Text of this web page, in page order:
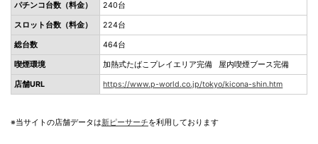
パチンコ台数（料金） 240台
スロット台数（料金） 224台
総台数 464台
喫煙環境 加熱式たばこプレイエリア完備 屋内喫煙ブース完備
店舗URL https://www.p-world.co.jp/tokyo/kicona-shin.htm
※当サイトの店舗データは新ピーサーチを利用しております